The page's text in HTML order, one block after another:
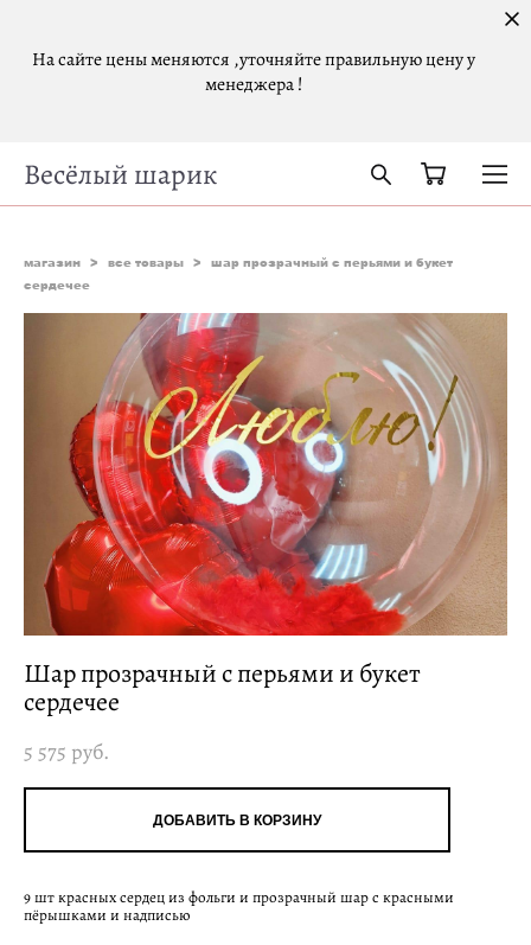
На сайте цены меняются ,уточняйте правильную цену у
менеджера !
Весёлый шарик
магазин > все товары >
шар прозрачный с перьями и букет
сердечее
Шар прозрачный с перьями и букет
сердечее
5 575 pуб.
ДОБАВИТЬ В КОРЗИНУ
9 шт красных сердец из фольги и прозрачный шар с красными
пёрышками и надписью